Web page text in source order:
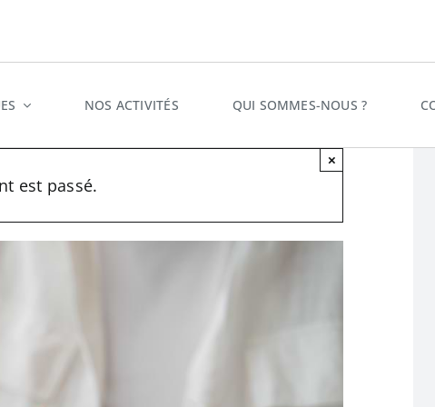
NOS ACTIVITÉS QUI SOMMES-NOUS ?
est passé.
×